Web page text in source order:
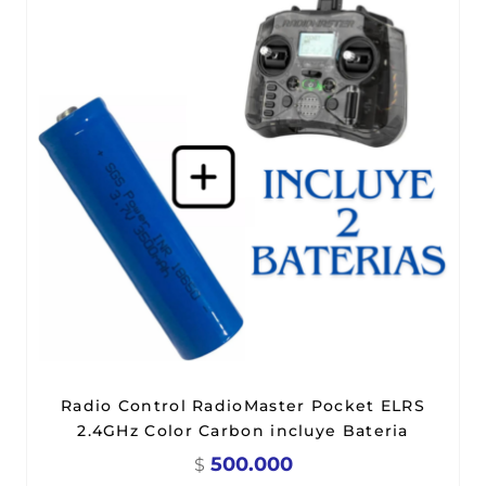
Radio Control RadioMaster Pocket ELRS
2.4GHz Color Carbon incluye Bateria
$ 500.000